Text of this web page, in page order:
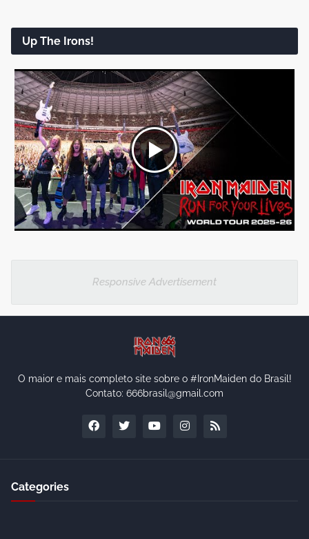
Up The Irons!
Responsive Advertisement
O maior e mais completo site sobre o #IronMaiden do Brasil!
Contato: 666brasil@gmail.com
Categories